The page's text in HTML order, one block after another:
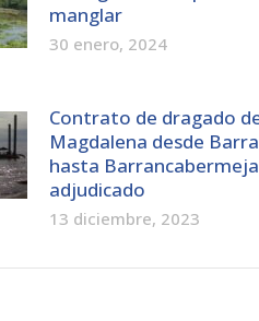
manglar
30 enero, 2024
Contrato de dragado
Magdalena desde
hasta
adjudicado
13 diciembre, 2023